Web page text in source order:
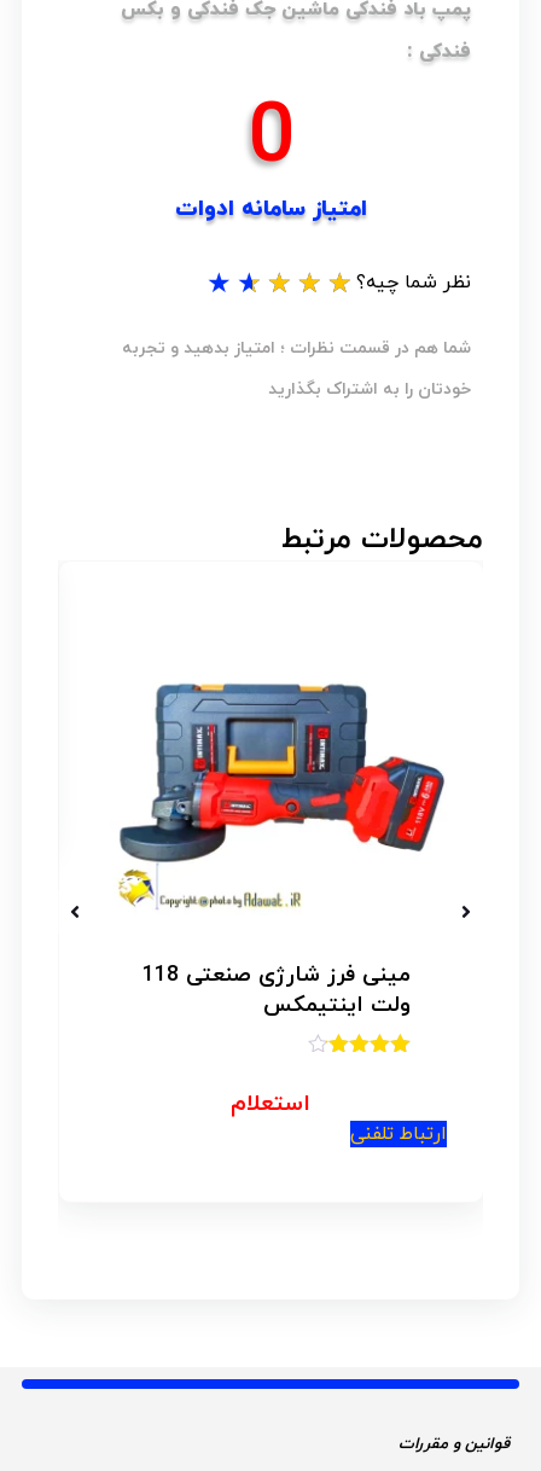
پمپ باد فندکی ماشین جک فندکی و بکس
فندکی :
امتیاز سامانه ادوات
0
نظر شما چیه؟ ★
★
★
★
★
شما هم در قسمت نظرات ؛ امتیاز بدهید و تجربه
خودتان را به اشتراک بگذارید
محصولات مرتبط
مینی فرز شارژی صنعتی 118
ولت اینتیمکس
استعلام
ارتباط تلفنی
قوانین و مقررات